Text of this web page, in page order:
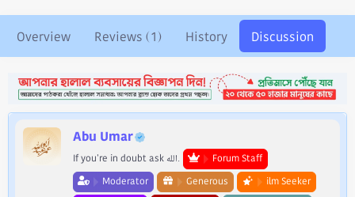
d
r
t
e
d
a
Overview Reviews (1) History Discussion
Abu Umar
If you're in doubt ask الله.
Forum Staff
Moderator
Generous
ilm Seeker